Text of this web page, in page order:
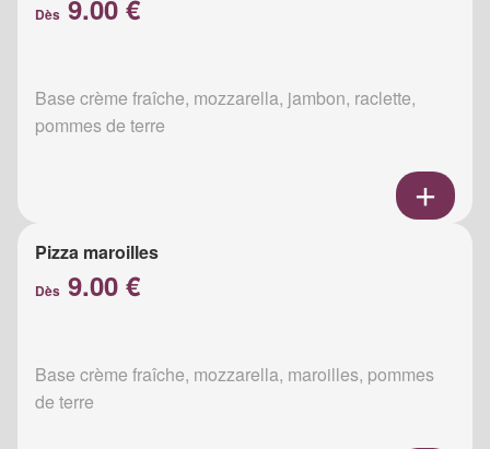
Dès 9.00 €
Base crème fraîche, mozzarella, jambon, raclette,
pommes de terre
Pizza maroilles
Dès 9.00 €
Base crème fraîche, mozzarella, maroilles, pommes
de terre